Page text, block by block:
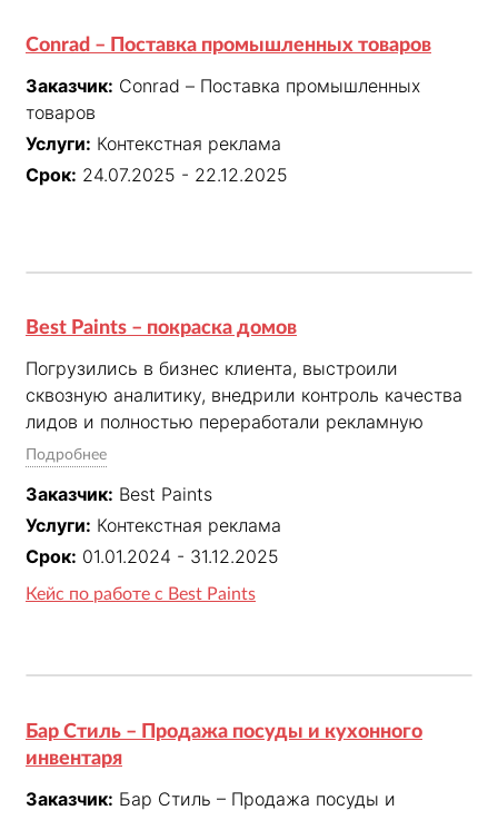
Conrad – Поставка промышленных товаров
Заказчик: Conrad – Поставка промышленных
товаров
Услуги: Контекстная реклама
Срок: 24.07.2025 - 22.12.2025
Best Paints – покраска домов
Погрузились в бизнес клиента, выстроили
сквозную аналитику, внедрили контроль качества
лидов и полностью переработали рекламную
стратегию. Благодаря системной оптимизации и
управлению маркетингом на основе данных
увеличили количество заявок почти в 3 раза: с 25
до 71 в несезон и с 64 до 220 в сезон.
Одновременно снизили стоимость заявки более
чем вдвое — до 2 306 ₽ и 2 087 ₽
соответственно. Реклама стала прогнозируемым и
Подробнее
Заказчик: Best Paints
Услуги: Контекстная реклама
Срок: 01.01.2024 - 31.12.2025
Кейс по работе с Best Paints
Бар Стиль – Продажа посуды и кухонного
инвентаря
Заказчик: Бар Стиль – Продажа посуды и